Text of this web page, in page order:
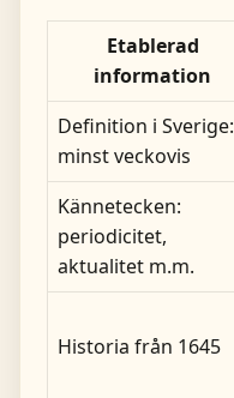
Etablerad
information
Definition i Sverige:
minst veckovis
Kännetecken:
periodicitet,
aktualitet m.m.
Historia från 1645